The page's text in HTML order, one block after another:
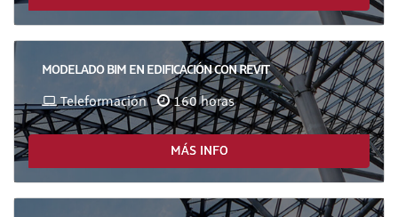
MODELADO BIM EN EDIFICACIÓN CON REVIT
Teleformación 160 horas
MÁS INFO